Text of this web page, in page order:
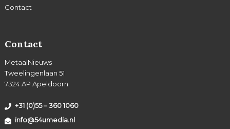
Contact
Contact
MetaalNieuws
Tweelingenlaan 51
7324 AP Apeldoorn
+31 (0)55 – 360 1060
info@54umedia.nl